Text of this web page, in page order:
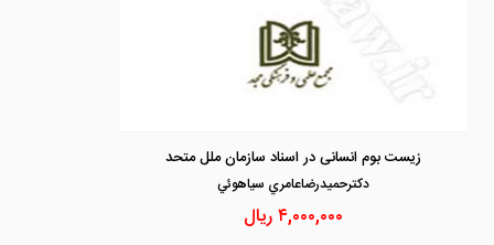
زیست بوم انسانی در اسناد سازمان ملل متحد
دكترحميدرضاعامري سياهوئي
۴,۰۰۰,۰۰۰ریال